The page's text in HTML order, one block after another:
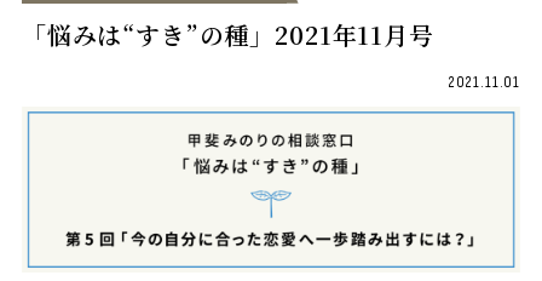
「悩みは“すき”の種」2021年11月号
2021.11.01